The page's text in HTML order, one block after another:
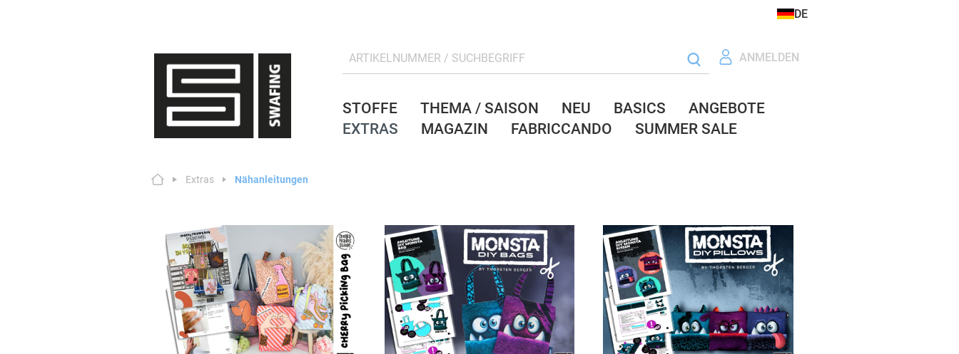
DE
ANMELDEN
STOFFE THEMA / SAISON NEU BASICS
ANGEBOTE
EXTRAS
MAGAZIN FABRICCANDO SUMMER SALE
Extras Nähanleitungen